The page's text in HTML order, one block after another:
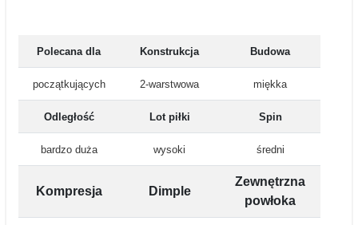
Polecana dla Konstrukcja Budowa
początkujących 2-warstwowa miękka
Odległość Lot piłki Spin
bardzo duża wysoki średni
Kompresja Dimple
Zewnętrzna
powłoka